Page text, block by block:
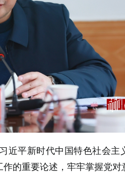
近平新时代中国特色社会主
的重要论述，牢牢掌握党对